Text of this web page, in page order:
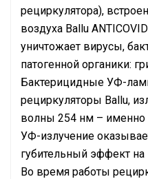
рециркулятора),
воздуха Ballu
уничтожает вирусы,
патогенной органики:
Бактерицидные УФ-
рециркуляторы Ballu,
волны 254 нм – именно
УФ-излучение
губительный эффект на
Во время работы